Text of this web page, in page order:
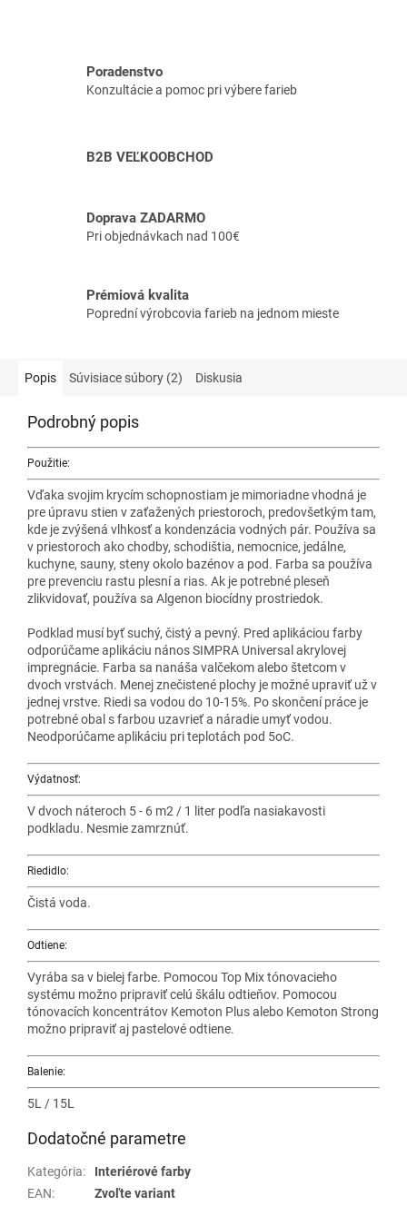
Poradenstvo
Konzultácie a pomoc pri výbere farieb
B2B VEĽKOOBCHOD
Doprava ZADARMO
Pri objednávkach nad 100€
Prémiová kvalita
Poprední výrobcovia farieb na jednom mieste
Popis Súvisiace súbory (2) Diskusia
Podrobný popis
Použitie:
Vďaka svojim krycím schopnostiam je mimoriadne vhodná je
pre úpravu stien v zaťažených priestoroch, predovšetkým tam,
kde je zvýšená vlhkosť a kondenzácia vodných pár. Používa sa
v priestoroch ako chodby, schodištia, nemocnice, jedálne,
kuchyne, sauny, steny okolo bazénov a pod. Farba sa používa
pre prevenciu rastu plesní a rias. Ak je potrebné pleseň
zlikvidovať, používa sa Algenon biocídny prostriedok.
Podklad musí byť suchý, čistý a pevný. Pred aplikáciou farby
odporúčame aplikáciu nános SIMPRA Universal akrylovej
impregnácie. Farba sa nanáša valčekom alebo štetcom v
dvoch vrstvách. Menej znečistené plochy je možné upraviť už v
jednej vrstve. Riedi sa vodou do 10-15%. Po skončení práce je
potrebné obal s farbou uzavrieť a náradie umyť vodou.
Neodporúčame aplikáciu pri teplotách pod 5oC.
Výdatnosť:
V dvoch náteroch 5 - 6 m2 / 1 liter podľa nasiakavosti
podkladu. Nesmie zamrznúť.
Riedidlo:
Čistá voda.
Odtiene:
Vyrába sa v bielej farbe. Pomocou Top Mix tónovacieho
systému možno pripraviť celú škálu odtieňov. Pomocou
tónovacích koncentrátov Kemoton Plus alebo Kemoton Strong
možno pripraviť aj pastelové odtiene.
Balenie:
5L / 15L
Dodatočné parametre
Kategória:
Interiérové farby
EAN:
Zvoľte variant